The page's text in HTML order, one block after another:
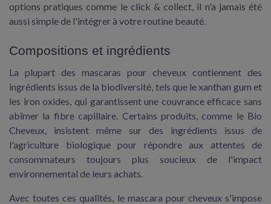
options pratiques comme le click & collect, il n'a jamais été
aussi simple de l'intégrer à votre routine beauté.
Compositions et ingrédients
La plupart des mascaras pour cheveux contiennent des
ingrédients issus de la biodiversité , tels que lexanthan gum et
les iron oxides , qui garantissent une couvrance efficace sans
abîmer la fibre capillaire. Certains produits, comme le Bio
Cheveux , insistent même sur des ingrédients
issus de
l'agriculture biologiquepour répondre aux attentes de
consommateurs toujours plus soucieux de l'impact
environnemental de leurs achats.
Avec toutes ces qualités, le mascara pour cheveux s'impose